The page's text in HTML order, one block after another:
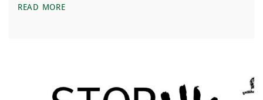
READ MOREคนรักษ์แม่น้ำสะแกกรัง แสดงจุดยืน ไม่เห็นด้วย และข